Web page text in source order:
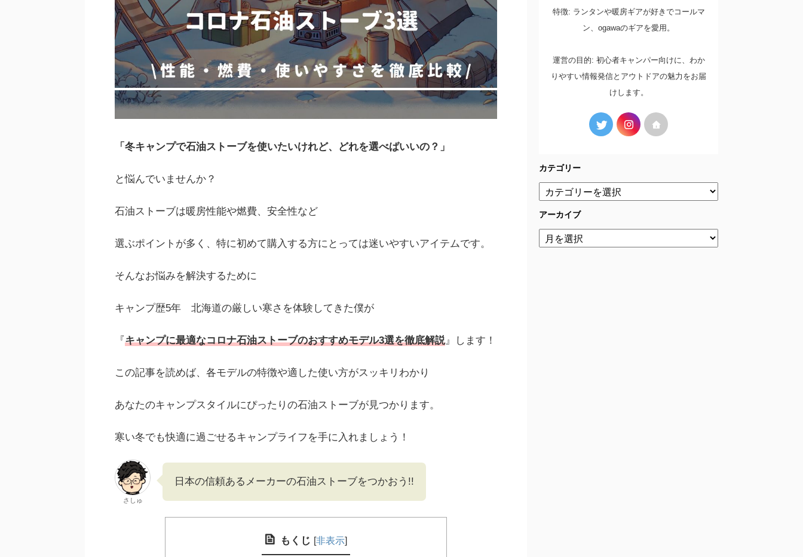
「冬キャンプで石油ストーブを使いたいけれど、どれを選べばいいの？」
と悩んでいませんか？
石油ストーブは暖房性能や燃費、安全性など
選ぶポイントが多く、特に初めて購入する方にとっては迷いやすいアイテムです。
そんなお悩みを解決するために
キャンプ歴5年 北海道の厳しい寒さを体験してきた僕が
『キャンプに最適なコロナ石油ストーブのおすすめモデル3選を徹底解説』します！
この記事を読めば、各モデルの特徴や適した使い方がスッキリわかり
あなたのキャンプスタイルにぴったりの石油ストーブが見つかります。
寒い冬でも快適に過ごせるキャンプライフを手に入れましょう！
さしゅ
日本の信頼あるメーカーの石油ストーブをつかおう!!
もくじ [非表示]
特徴: ランタンや暖房ギアが好きでコールマ
ン、ogawaのギアを愛用。
運営の目的: 初心者キャンパー向けに、わか
りやすい情報発信とアウトドアの魅力をお届
けします。
カテゴリー
アーカイブ